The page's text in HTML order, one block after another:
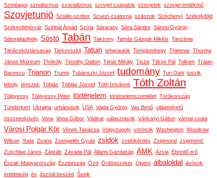
Szméagol sznobizmus szocializmus szovjet csapatok szovjetek szovjet emlékmű
Szovjetunió Sztálin-szobor Szuezi-csatorna szászok Széchenyi Székelyföld
Székesfehérvár Szélpál Árpád Szíria Sárarany Sára Sándor Sárosi György
Sátoraljaújhely Sóstó Tabán Taksony Tamás Gáspár Miklós Tanzánia
Tanácsköztársaság Tarkovszkij Tatuin teherautók Templomhegy Thietmar Thorma
János Múzeum Thököly Timothy Dalton Timár Mihály Tisza Titkos Pál Tolkien Traian
Basescu Trianon Trump Tubánszki József tudomány Turi Dani tuszik
téboly téeszek Tóbiás Tóbiás József Tóth Istvánné Tóth Zoltán
Tölgyessy Tölgyessy Péter történelem történelemszemlélet Törökország
Tündérkert Ukrajna urbánusok USA Vajda György Vas Benő világméretű
összeesküvés Vona Vona Gábor Vádirat választások Várkonyi Gábor várnai csata
Városi Polgár Kör Vének Tanácsa Völgyzugoly vörösök Washington Woodrow
Wilson Yoda Zsana Zsengellér Gyula zsidók zsidókérdés Zsigmond zsigmond:
Zuschlag János Zágráb Závada Pál Állami Gazdaság ÁMK Ázsia
Ébredő erő
Észak-Magyarország
Észtország Ózd Ördögszekér Újpest álbaloldal
ávósok
értelmiség és őszödi beszéd Švejk